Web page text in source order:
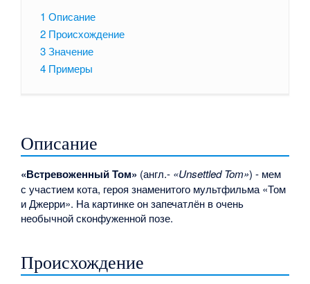
1 Описание
2 Происхождение
3Значение
4 Примеры
Описание
«Встревоженный Том» (англ.- «Unsettled Tom») - мем
с участием кота, героя знаменитого мультфильма «Том
и Джерри». На картинке он запечатлён в очень
необычной сконфуженной позе.
Происхождение